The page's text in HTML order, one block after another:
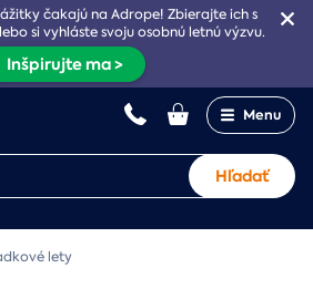
čakajú na Adrope! Zbierajte ich s
si vyhláste svoju osobnú letnú výzvu.
Inšpirujte ma >
Menu
Hľadať
lety